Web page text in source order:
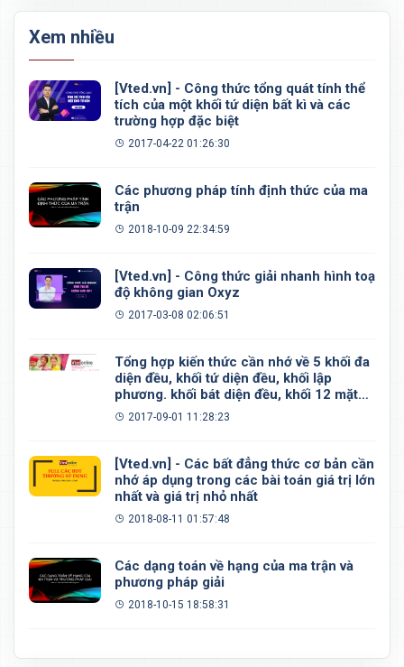
Xem nhiều
[Vted.vn] - Công thức tổng quát tính thể
tích của một khối tứ diện bất kì và các
trường hợp đặc biệt
2017-04-22 01:26:30
Các phương pháp tính định thức của ma
trận
2018-10-09 22:34:59
[Vted.vn] - Công thức giải nhanh hình toạ
độ không gian Oxyz
2017-03-08 02:06:51
Tổng hợp kiến thức cần nhớ về 5 khối đa
diện đều, khối tứ diện đều, khối lập
phương. khối bát diện đều, khối 12 mặt
đều, khối 20 mặt đều
2017-09-01 11:28:23
[Vted.vn] - Các bất đẳng thức cơ bản cần
nhớ áp dụng trong các bài toán giá trị lớn
nhất và giá trị nhỏ nhất
2018-08-11 01:57:48
Các dạng toán về hạng của ma trận và
phương pháp giải
2018-10-15 18:58:31